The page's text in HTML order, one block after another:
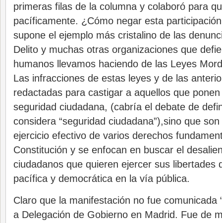
primeras filas de la columna y colaboró para
pacíficamente. ¿Cómo negar esta
supone el ejemplo más cristalino de las
Delito y muchas otras organizaciones que
humanos llevamos haciendo de las Leyes
Las infracciones de estas leyes y de las
redactadas para castigar a aquellos que
seguridad ciudadana, (cabría el debate de
considera “seguridad ciudadana”),sino que
ejercicio efectivo de varios derechos
Constitución y se enfocan en buscar el
ciudadanos que quieren ejercer sus libertades
pacífica y democrática en la vía pública.
Claro que la manifestación no fue comunicada
a Delegación de Gobierno en Madrid. Fue de